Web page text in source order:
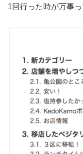
1回行った時が万事